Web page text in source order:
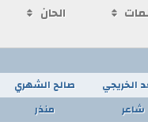
الحان
الخريجي صالح الشهري
شاعر منذر